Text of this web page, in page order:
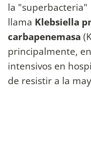
la
llama Klebsiella
carbapenemasa
principalmente,
intensivos en
de resistir a la